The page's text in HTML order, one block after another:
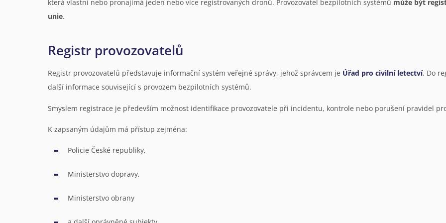
která vlastní nebo pronajímá jeden nebo více registrovaných dronů. Provozovatel bezpilotních systémů může být
unie.
Registr provozovatelů
Registr provozovatelů představuje informační systém veřejné správy, jehož správcem je Úřad pro civilní letectví. Do
další informace související s provozem bezpilotních systémů.
Smyslem registrace je především možnost identifikace provozovatele při incidentu, kontrole nebo porušení pravidel
K zapsaným údajům má přístup zejména:
Policie České republiky,
Ministerstvo dopravy,
Ministerstvo obrany